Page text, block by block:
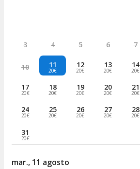
3 4 5 6 7
10 11
20€
12
20€
13
20€
14
20€
17
20€
18
20€
19
20€
20
20€
21
20€
24
20€
25
20€
26
20€
27
20€
28
20€
31
20€
mar., 11 agosto